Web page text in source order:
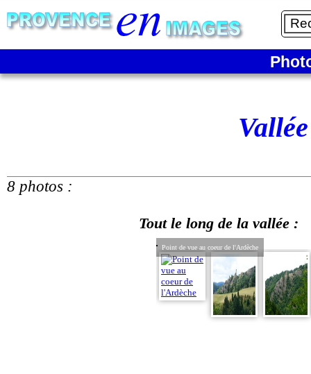
8 photos :
Tout le long de la vallée :
Point de vue au coeur de l'Ardèche